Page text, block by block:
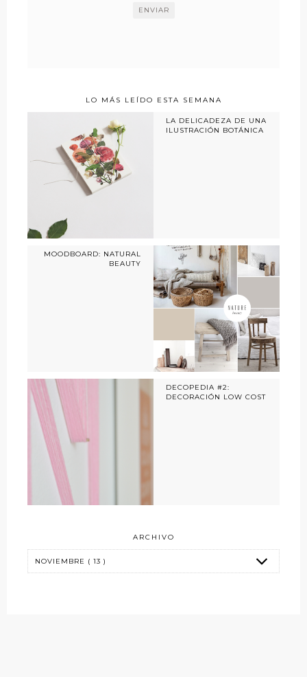
LO MÁS LEÍDO ESTA SEMANA
LA DELICADEZA DE UNA
ILUSTRACIÓN BOTÁNICA
MOODBOARD: NATURAL
BEAUTY
DECOPEDIA #2:
DECORACIÓN LOW COST
ARCHIVO